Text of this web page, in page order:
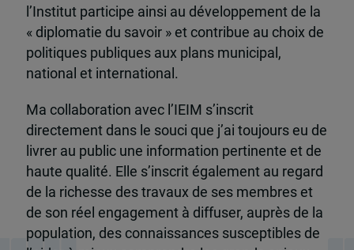
l’Institut participe ainsi au développement de la
« diplomatie du savoir » et contribue au choix de
politiques publiques aux plans municipal,
national et international.
Ma collaboration avec l’IEIM s’inscrit
directement dans le souci que j’ai toujours eu de
livrer au public une information pertinente et de
haute qualité. Elle s’inscrit également au regard
de la richesse des travaux de ses membres et
de son réel engagement à diffuser, auprès de la
population, des connaissances susceptibles de